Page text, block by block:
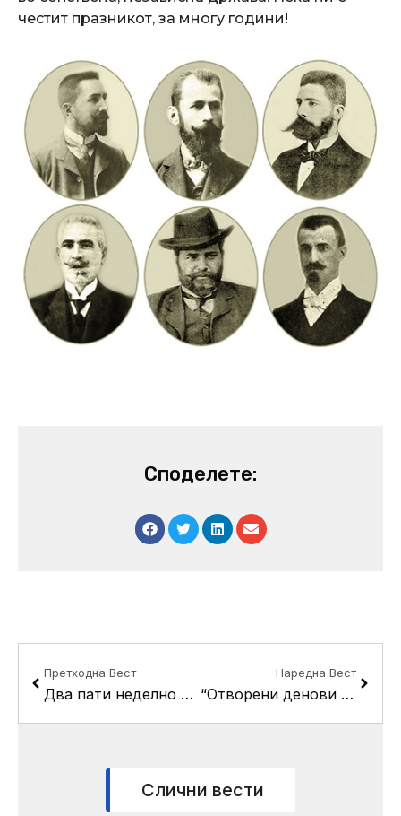
честит празникот, за многу години!
Споделете:
Претходна Вест
Два пати неделно бесплатно користење на спортските сали за сите жители на општина Кисела Вода
Наредна Вест
“Отворени денови со катастарот” во среда, четврток и петок во Драчево
Слични вести